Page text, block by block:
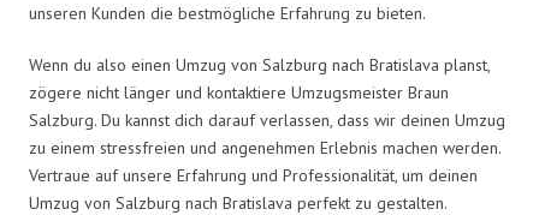
unseren Kunden die bestmögliche Erfahrung zu bieten.
Wenn du also einen Umzug von Salzburg nach Bratislava planst,
zögere nicht länger und kontaktiere Umzugsmeister Braun
Salzburg. Du kannst dich darauf verlassen, dass wir deinen Umzug
zu einem stressfreien und angenehmen Erlebnis machen werden.
Vertraue auf unsere Erfahrung und Professionalität, um deinen
Umzug von Salzburg nach Bratislava perfekt zu gestalten.